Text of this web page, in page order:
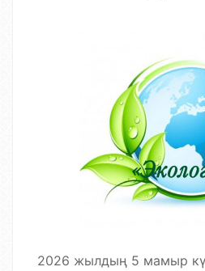
2026 жылдың 5 мамыр